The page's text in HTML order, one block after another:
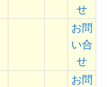
せ
お問
い合
せ
お問